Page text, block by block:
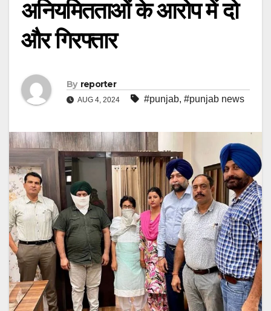
अनियमितताओं के आरोप में दो
और गिरफ्तार
By reporter
AUG 4, 2024 #punjab, #punjab news